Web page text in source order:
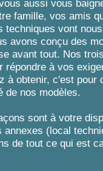
aussi vous
famille, vos amis
techniques vont
avons conçu des
avant tout. Nos
répondre à vos
à obtenir, c'est pour
de nos modèles.
sont à votre
annexes (local
de tout ce qui est